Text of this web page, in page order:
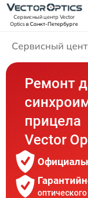
Сервисный центр Vector
Opticsв Санкт-Петербурге
Сервисный
Ремонт
прицела
Vector